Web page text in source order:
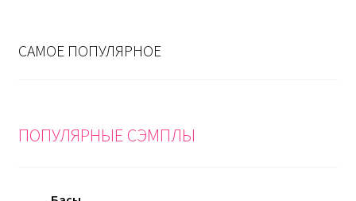
САМОЕ ПОПУЛЯРНОЕ
ПОПУЛЯРНЫЕ СЭМПЛЫ